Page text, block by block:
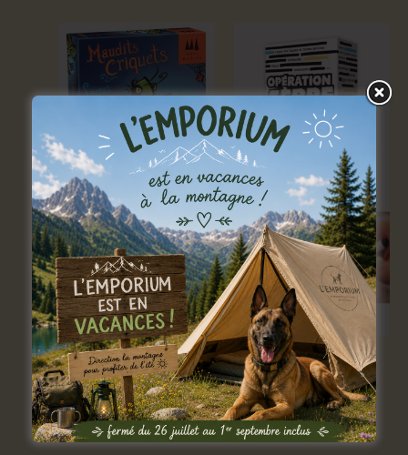
Maudits Criquets
3,00€par semaine
Louer
Opération zèbre
5,00€par semaine
Louer